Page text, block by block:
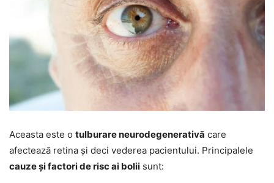
Aceasta este o tulburare neurodegenerativă care
afectează retina și deci vederea pacientului. Principalele
cauze și factori de risc ai bolii sunt: